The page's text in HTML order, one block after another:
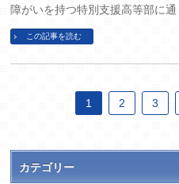
障がいを持つ特別支援高等部に通
この記事を読む
1 2 3
カテゴリー